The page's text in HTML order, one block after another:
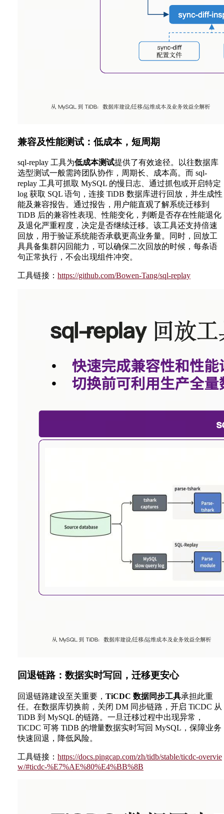
兼容及性能测试：低成本，短周期
sql-replay 工具为低成本测试提供了有效途径。以往数据库
选型测试一般需跨团队协作，周期长、成本高。而 sql-
replay 工具可抓取 MySQL 的慢日志、通过抓包或开启特定
log 获取 SQL 语句，连接 TiDB 数据库进行回放，并生成性
能及兼容报告。通过报告，用户能直观了解系统迁移到
TiDB 后的兼容性表现、性能变化，判断是否存在性能退化
及退化严重程度，决定是否继续迁移。该工具还支持倍速
回放，用于验证系统能否承载更高业务量。同时，回放工
具具备集群闪回能力，可以确保二次回放的时候，每条语
句正常执行，不会出现组件冲突。
工具链接： https://github.com/Bowen-Tang/sql-replay
回退链路：数据实时写回，迁移更安心
回退链路建设至关重要， TiCDC 数据同步工具承担此重
任。在数据库切换前，关闭 DM 同步链路，开启 TiCDC 从
TiDB 到 MySQL 的链路。一旦迁移过程中出现异常，
TiCDC 可将 TiDB 的增量数据实时写回 MySQL，保障业务
快速回退，降低风险。
工具链接： https://docs.pingcap.com/zh/tidb/stable/ticdc-overvie
w/#ticdc-%E7%AE%80%E4%BB%8B